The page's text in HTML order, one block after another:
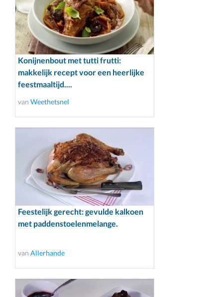
Konijnenbout met tutti frutti:
makkelijk recept voor een heerlijke
feestmaaltijd....
van Weethetsnel
Feestelijk gerecht: gevulde kalkoen
met paddenstoelenmelange.
van Allerhande